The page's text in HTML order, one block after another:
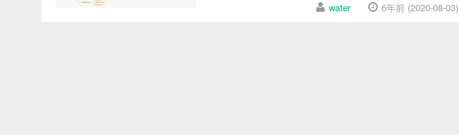
water 6年前 (2020-08-03)